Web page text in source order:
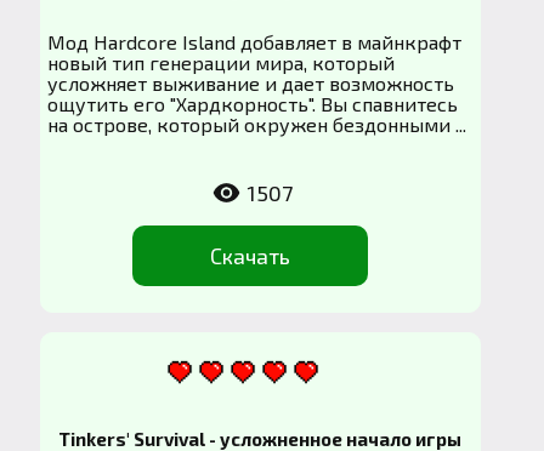
Мод Hardcore Island добавляет в майнкрафт
новый тип генерации мира, который
усложняет выживание и дает возможность
ощутить его "Хардкорность". Вы спавнитесь
на острове, который окружен бездонными ...
Скачать
1507
Tinkers' Survival - усложненное начало игры